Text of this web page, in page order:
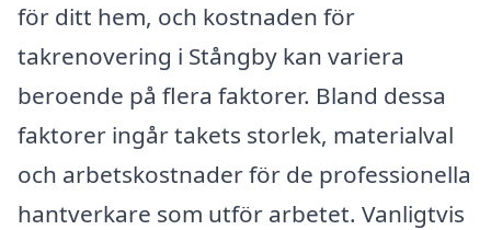
för ditt hem, och kostnaden för
takrenovering i Stångby kan variera
beroende på flera faktorer. Bland dessa
faktorer ingår takets storlek, materialval
och arbetskostnader för de professionella
hantverkare som utför arbetet. Vanligtvis